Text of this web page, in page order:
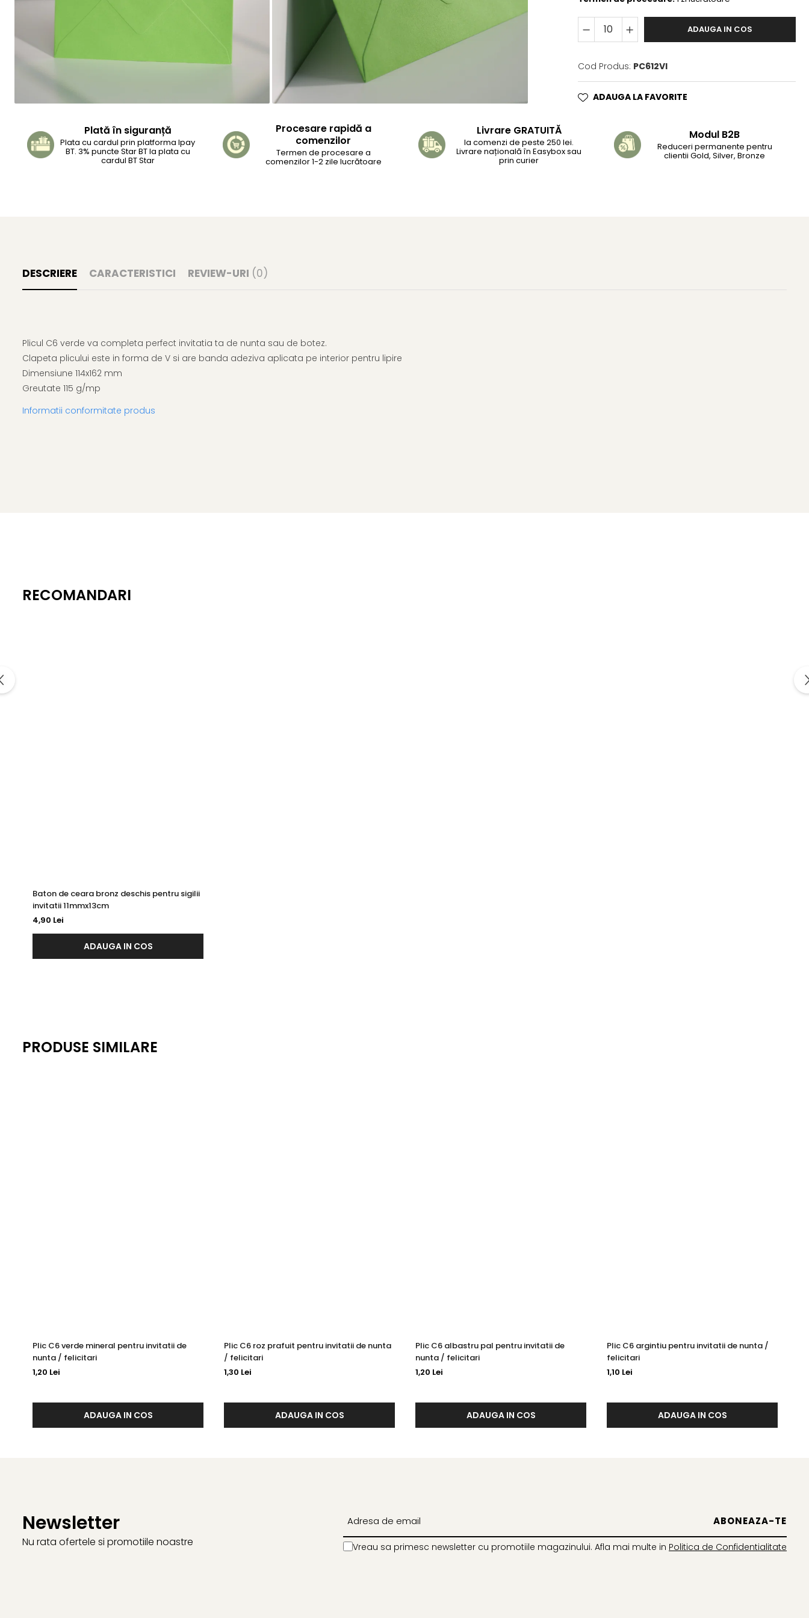
ADAUGA IN COS
Cod Produs: PC612VI
ADAUGA LA FAVORITE
Plată în siguranță
Plata cu cardul prin platforma Ipay
BT. 3% puncte Star BT la plata cu
cardul BT Star
Procesare rapidă a
comenzilor
Termen de procesare a
comenzilor 1-2 zile lucrătoare
Livrare GRATUITĂ
la comenzi de peste 250 lei.
Livrare națională în Easybox sau
prin curier
Modul B2B
Reduceri permanente pentru
clientii Gold, Silver, Bronze
DESCRIERE CARACTERISTICI REVIEW-URI (0)
Plicul C6 verde va completa perfect invitatia ta de nunta sau de botez.
Clapeta plicului este in forma de V si are banda adeziva aplicata pe interior pentru lipire
Dimensiune 114x162 mm
Greutate 115 g/mp
Informatii conformitate produs
RECOMANDARI
Baton de ceara bronz deschis pentru sigilii
invitatii 11mmx13cm
4,90 Lei
ADAUGA IN COS
PRODUSE SIMILARE
Plic C6 verde mineral pentru invitatii de
nunta / felicitari
1,20 Lei
ADAUGA IN COS
Plic C6 roz prafuit pentru invitatii de nunta
/ felicitari
1,30 Lei
ADAUGA IN COS
Plic C6 albastru pal pentru invitatii de
nunta / felicitari
1,20 Lei
ADAUGA IN COS
Plic C6 argintiu pentru invitatii de nunta /
felicitari
1,10 Lei
ADAUGA IN COS
Newsletter
Nu rata ofertele si promotiile noastre Vreau sa primesc newsletter cu promotiile magazinului. Afla mai multe in Politica de Confidentialitate